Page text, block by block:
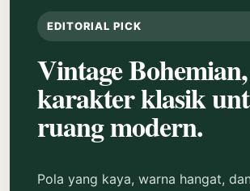
EDITORIAL PICK
Vintage Bohemian,
karakter klasik
ruang modern.
Pola yang kaya, warna hangat,